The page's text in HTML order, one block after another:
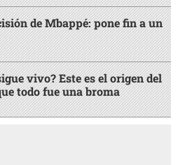
de Mbappé: pone fin a un
vivo? Este es el origen del
todo fue una broma